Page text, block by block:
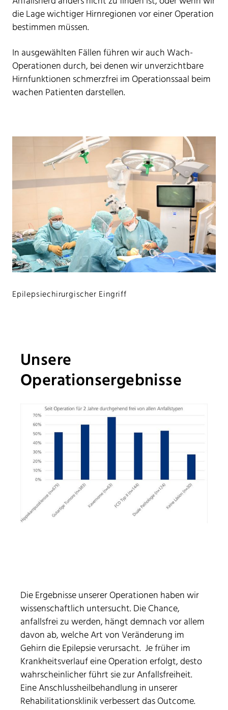
die Lage wichtiger Hirnregionen vor einer Operation
bestimmen müssen.
In ausgewählten Fällen führen wir auch Wach-
Operationen durch, bei denen wir unverzichtbare
Hirnfunktionen schmerzfrei im Operationssaal beim
wachen Patienten darstellen.
Epilepsiechirurgischer Eingriff
Unsere
Operationsergebnisse
Die Ergebnisse unserer Operationen haben wir
wissenschaftlich untersucht. Die Chance,
anfallsfrei zu werden, hängt demnach vor allem
davon ab, welche Art von Veränderung im
Gehirn die Epilepsie verursacht. Je früher im
Krankheitsverlauf eine Operation erfolgt, desto
wahrscheinlicher führt sie zur Anfallsfreiheit.
Eine Anschlussheilbehandlung in unserer
Rehabilitationsklinik verbessert das Outcome.